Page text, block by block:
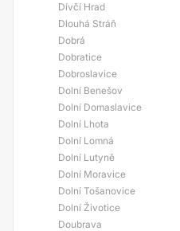
Dívčí Hrad
Dlouhá Stráň
Dobrá
Dobratice
Dobroslavice
Dolní Benešov
Dolní Domaslavice
Dolní Lhota
Dolní Lomná
Dolní Lutyně
Dolní Moravice
Dolní Tošanovice
Dolní Životice
Doubrava